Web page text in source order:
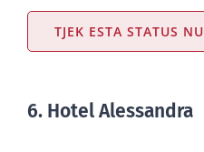
TJEK ESTA STATUS NU
6. Hotel Alessandra